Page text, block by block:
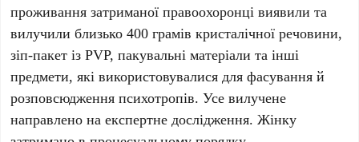
проживання затриманої правоохоронці виявили та
вилучили близько 400 грамів кристалічної речовини,
зіп-пакет із PVP, пакувальні матеріали та інші
предмети, які використовувалися для фасування й
розповсюдження психотропів. Усе вилучене
направлено на експертне дослідження. Жінку